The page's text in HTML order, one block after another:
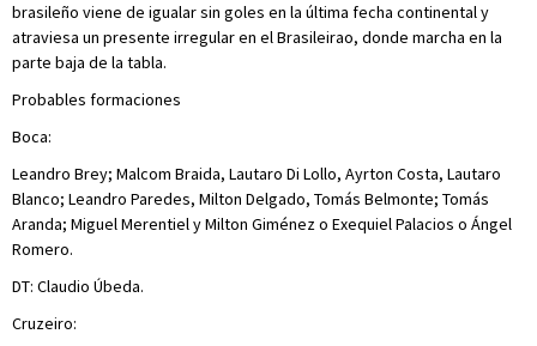
brasileño viene de igualar sin goles en la última fecha continental y
atraviesa un presente irregular en el Brasileirao, donde marcha en la
parte baja de la tabla.
Probables formaciones
Boca:
Leandro Brey; Malcom Braida, Lautaro Di Lollo, Ayrton Costa, Lautaro
Blanco; Leandro Paredes, Milton Delgado, Tomás Belmonte; Tomás
Aranda; Miguel Merentiel y Milton Giménez o Exequiel Palacios o Ángel
Romero.
DT: Claudio Úbeda.
Cruzeiro: